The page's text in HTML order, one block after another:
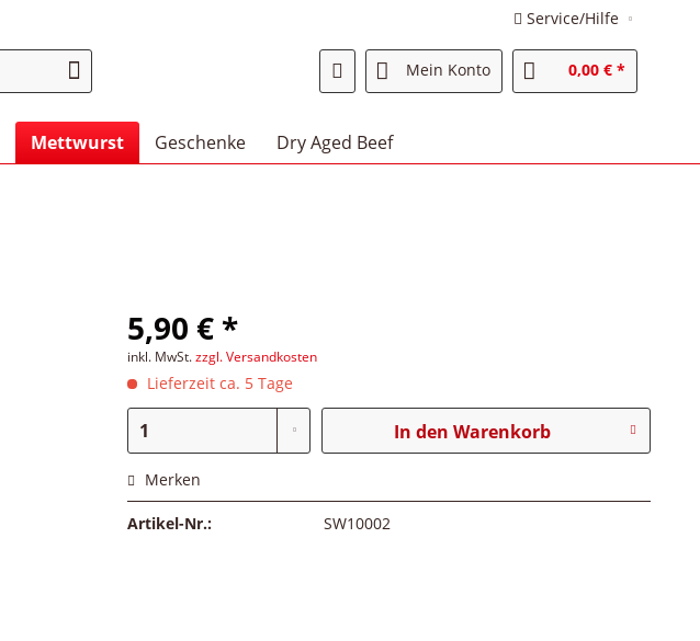
Service/Hilfe
Mein Konto 0,00 € *
Mettwurst Geschenke Dry Aged Beef
5,90 € *
inkl. MwSt.zzgl. Versandkosten
Lieferzeit ca. 5 Tage
In den Warenkorb
Merken
Artikel-Nr.: SW10002